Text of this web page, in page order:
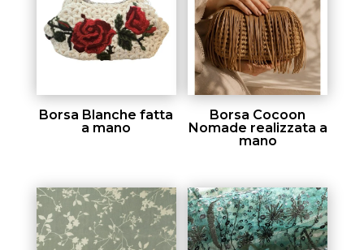
Borsa Blanche fatta
a mano
Borsa Cocoon
Nomade realizzata a
mano